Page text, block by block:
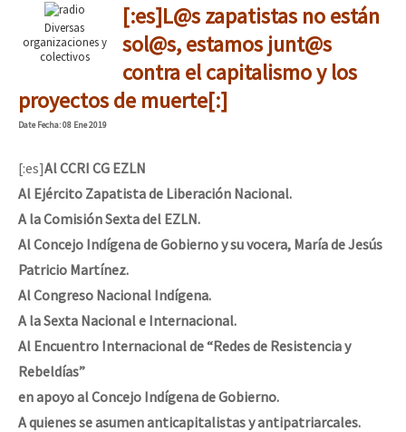
Diversas
organizaciones y
colectivos
[:es]L@s zapatistas no están
sol@s, estamos junt@s
contra el capitalismo y los
proyectos de muerte[:]
DateFecha: 08 Ene 2019
[:es]Al CCRI CG EZLN
Al Ejército Zapatista de Liberación Nacional.
A la Comisión Sexta del EZLN.
Al Concejo Indígena de Gobierno y su vocera, María de Jesús
Patricio Martínez.
Al Congreso Nacional Indígena.
A la Sexta Nacional e Internacional.
Al Encuentro Internacional de “Redes de Resistencia y
Rebeldías”
en apoyo al Concejo Indígena de Gobierno.
A quienes se asumen anticapitalistas y antipatriarcales.